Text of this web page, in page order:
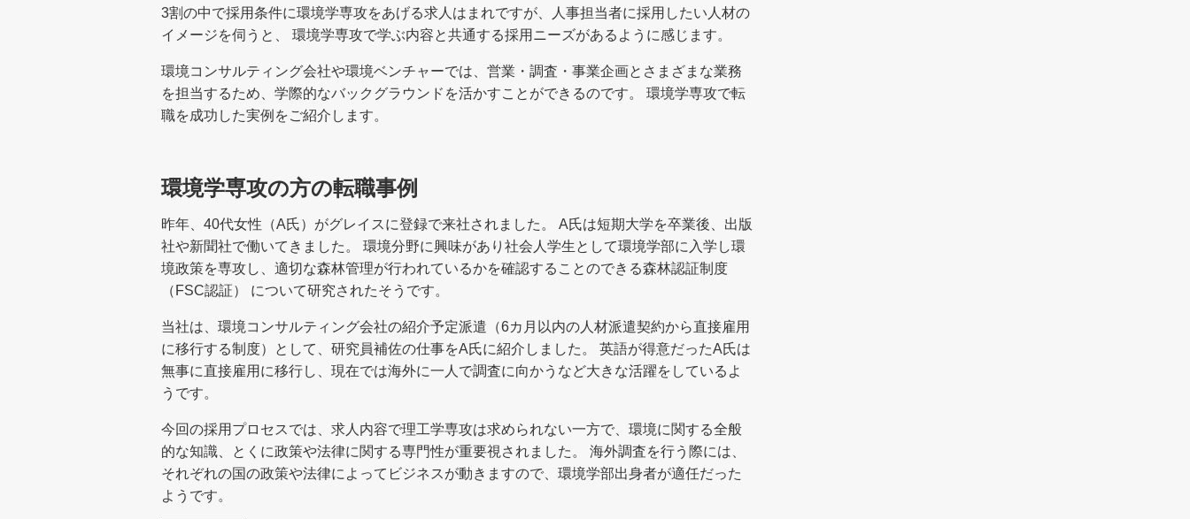
3割の中で採用条件に環境学専攻をあげる求人はまれですが、人事担当者に採用したい人材の
イメージを伺うと、 環境学専攻で学ぶ内容と共通する採用ニーズがあるように感じます。
環境コンサルティング会社や環境ベンチャーでは、営業・調査・事業企画とさまざまな業務
を担当するため、学際的なバックグラウンドを活かすことができるのです。 環境学専攻で転
職を成功した実例をご紹介します。
環境学専攻の方の転職事例
昨年、40代女性（A氏）がグレイスに登録で来社されました。 A氏は短期大学を卒業後、出版
社や新聞社で働いてきました。 環境分野に興味があり社会人学生として環境学部に入学し環
境政策を専攻し、適切な森林管理が行われているかを確認することのできる森林認証制度
（FSC認証） について研究されたそうです。
当社は、環境コンサルティング会社の紹介予定派遣（6カ月以内の人材派遣契約から直接雇用
に移行する制度）として、研究員補佐の仕事をA氏に紹介しました。 英語が得意だったA氏は
無事に直接雇用に移行し、現在では海外に一人で調査に向かうなど大きな活躍をしているよ
うです。
今回の採用プロセスでは、求人内容で理工学専攻は求められない一方で、環境に関する全般
的な知識、とくに政策や法律に関する専門性が重要視されました。 海外調査を行う際には、
それぞれの国の政策や法律によってビジネスが動きますので、環境学部出身者が適任だった
ようです。